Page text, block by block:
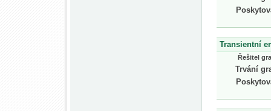
Transientní
Řešitel
Trvání